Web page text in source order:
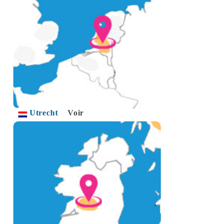
Utrecht Voir